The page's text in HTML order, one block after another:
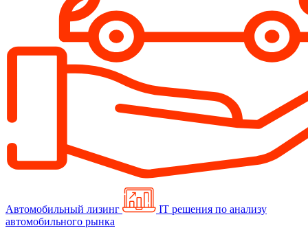
Автомобильный лизинг
IT решения по анализу
автомобильного рынка